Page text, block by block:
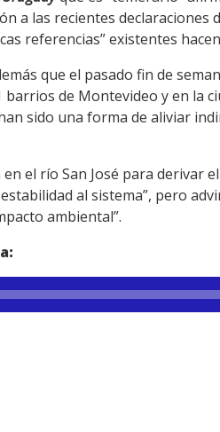
a las recientes
referencias” existentes
que el pasado fin de
de Montevideo y en la
sido una forma de aliviar
el río San José para derivar
al sistema”, pero
ambiental”.